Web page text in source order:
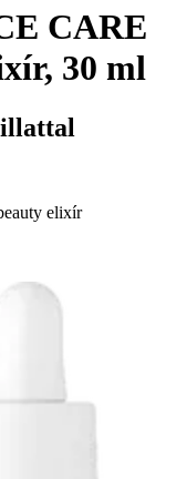
CARE
30 ml
elixír